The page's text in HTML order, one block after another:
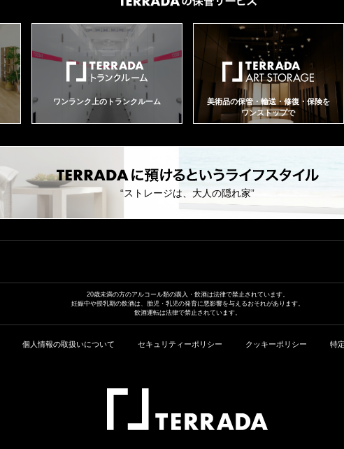
ワンランク上のトランクルーム
美術品の保管・輸送・修復・保険を
ワンストップで
“ストレージは、大人の隠れ家”
20歳未満の方のアルコール類の購入・飲酒は法律で禁止されています。
妊娠中や授乳期の飲酒は、胎児・乳児の発育に悪影響を与えるおそれがあります。
飲酒運転は法律で禁止されています。
個人情報の取扱いについて セキュリティーポリシー クッキーポリシー 特